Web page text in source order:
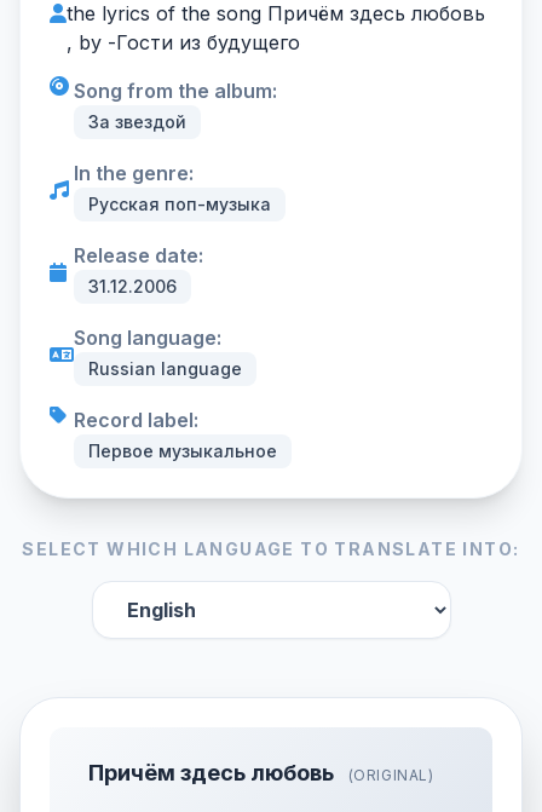
the lyrics of the song Причём здесь любовь
, by -Гости из будущего
Song from the album:
За звездой
In the genre:
Русская поп-музыка
Release date:
31.12.2006
Song language:
Russian language
Record label:
Первое музыкальное
SELECT WHICH LANGUAGE TO TRANSLATE INTO:
Причём здесь любовь (ORIGINAL)